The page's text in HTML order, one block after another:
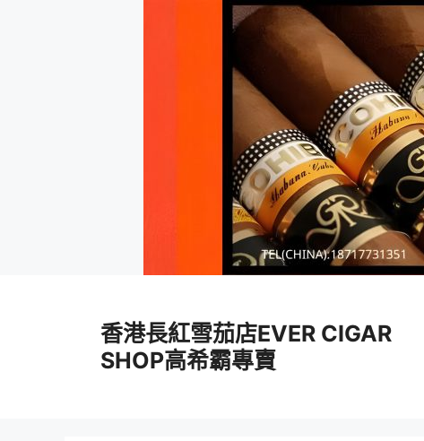
香港長紅雪茄店EVER CIGAR
SHOP高希霸專賣